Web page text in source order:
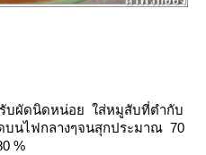
บผัดนิดหน่อย ใส่หมูสับที่ตำกับ
บนไฟกลางๆจนสุกประมาณ 70
%